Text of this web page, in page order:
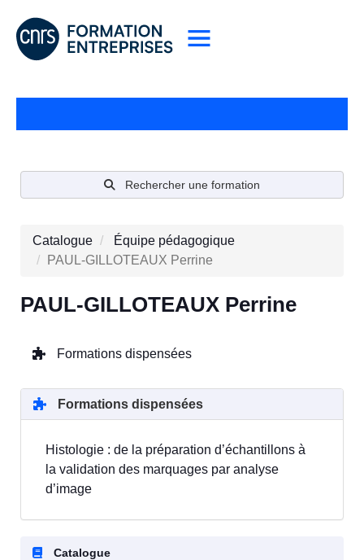
Rechercher une formation
Catalogue
Équipe pédagogique
PAUL-GILLOTEAUX Perrine
PAUL-GILLOTEAUX Perrine
Formations dispensées
Formations dispensées
Histologie : de la préparation d’échantillons à
la validation des marquages par analyse
d’image
Catalogue